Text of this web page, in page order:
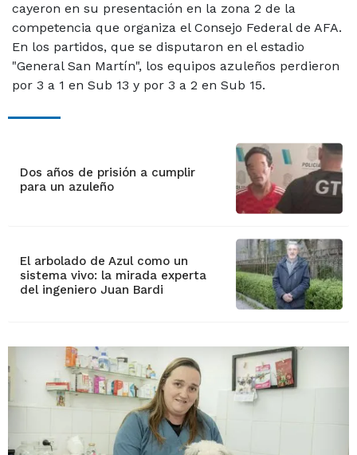
cayeron en su presentación en la zona 2 de la
competencia que organiza el Consejo Federal de AFA.
En los partidos, que se disputaron en el estadio
"General San Martín", los equipos azuleños perdieron
por 3 a 1 en Sub 13 y por 3 a 2 en Sub 15.
Dos años de prisión a cumplir
para un azuleño
El arbolado de Azul como un
sistema vivo: la mirada experta
del ingeniero Juan Bardi